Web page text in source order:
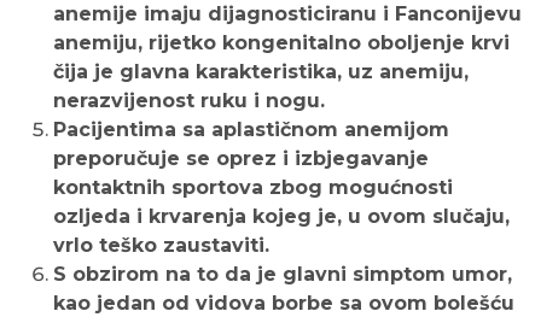
anemije imaju dijagnosticiranu i Fanconijevu
anemiju, rijetko kongenitalno oboljenje krvi
čija je glavna karakteristika, uz anemiju,
nerazvijenost ruku i nogu.
Pacijentima sa aplastičnom anemijom
preporučuje se oprez i izbjegavanje
kontaktnih sportova zbog mogućnosti
ozljeda i krvarenja kojeg je, u ovom slučaju,
vrlo teško zaustaviti.
S obzirom na to da je glavni simptom umor,
kao jedan od vidova borbe sa ovom bolešću